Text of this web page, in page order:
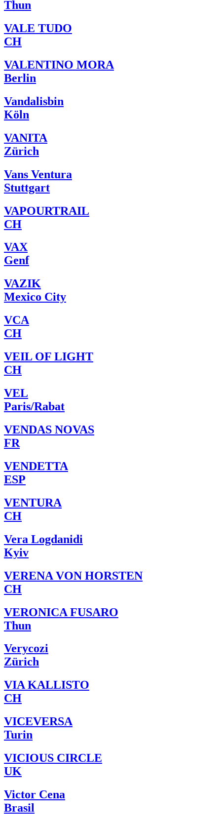
Thun
VALE TUDO
CH
VALENTINO MORA
Berlin
Vandalisbin
Köln
VANITA
Zürich
Vans Ventura
Stuttgart
VAPOURTRAIL
CH
VAX
Genf
VAZIK
Mexico City
VCA
CH
VEIL OF LIGHT
CH
VEL
Paris/Rabat
VENDAS NOVAS
FR
VENDETTA
ESP
VENTURA
CH
Vera Logdanidi
Kyiv
VERENA VON HORSTEN
CH
VERONICA FUSARO
Thun
Verycozi
Zürich
VIA KALLISTO
CH
VICEVERSA
Turin
VICIOUS CIRCLE
UK
Victor Cena
Brasil